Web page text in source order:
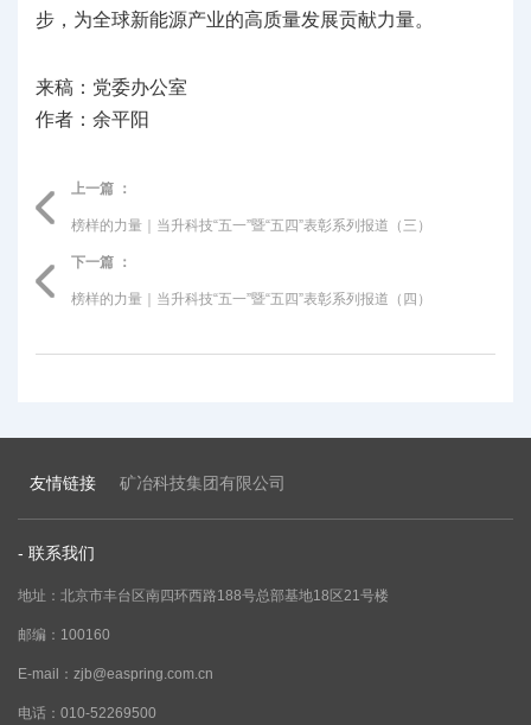
步，为全球新能源产业的高质量发展贡献力量。
来稿：党委办公室
作者：余平阳
上一篇 ：
榜样的力量｜当升科技“五一”暨“五四”表彰系列报道（三）
下一篇 ：
榜样的力量｜当升科技“五一”暨“五四”表彰系列报道（四）
友情链接 矿冶科技集团有限公司
- 联系我们
地址：北京市丰台区南四环西路188号总部基地18区21号楼
邮编：100160
E-mail：zjb@easpring.com.cn
电话：010-52269500